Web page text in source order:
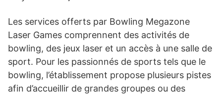
Les services offerts par Bowling Megazone
Laser Games comprennent des activités de
bowling, des jeux laser et un accès à une salle de
sport. Pour les passionnés de sports tels que le
bowling, l’établissement propose plusieurs pistes
afin d’accueillir de grandes groupes ou des